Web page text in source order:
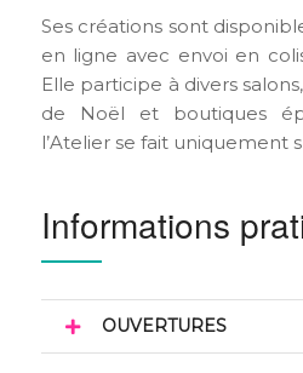
Ses créations sont
en ligne avec envoi en
Elle participe à divers
de Noël et boutiques
l’Atelier se fait uniquement
Informations
OUVERTURES